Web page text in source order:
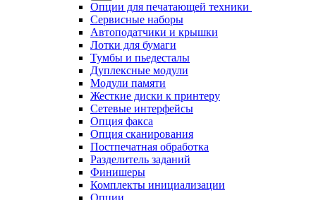
Опции для печатающей техники
Сервисные наборы
Автоподатчики и крышки
Лотки для бумаги
Тумбы и пьедесталы
Дуплексные модули
Модули памяти
Жесткие диски к принтеру
Сетевые интерфейсы
Опция факса
Опция сканирования
Постпечатная обработка
Разделитель заданий
Финишеры
Комплекты инициализации
Опции